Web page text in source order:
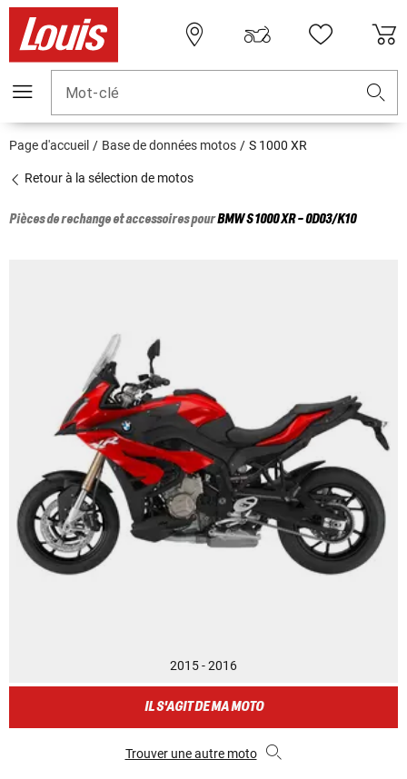
Mot-clé
Page d'accueil Base de données motos S 1000 XR
Retour à la sélection de motos
Pièces de rechange et accessoires pourBMWS 1000 XR - 0D03/K10
2015 - 2016
IL S'AGIT DE MA MOTO
Trouver une autre moto